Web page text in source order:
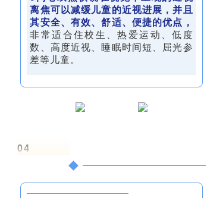
离焦可以减缓儿童的近视进展，并且
其安全、有效、舒适、便捷的优点，
非常适合住校生、热爱运动、低度
数、高度近视、睡眠时间短、屈光参
差等儿童。
04